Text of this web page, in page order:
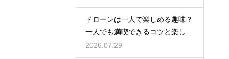
ドローンは一人で楽しめる趣味？
一人でも満喫できるコツと楽しみ
方
2026.07.29